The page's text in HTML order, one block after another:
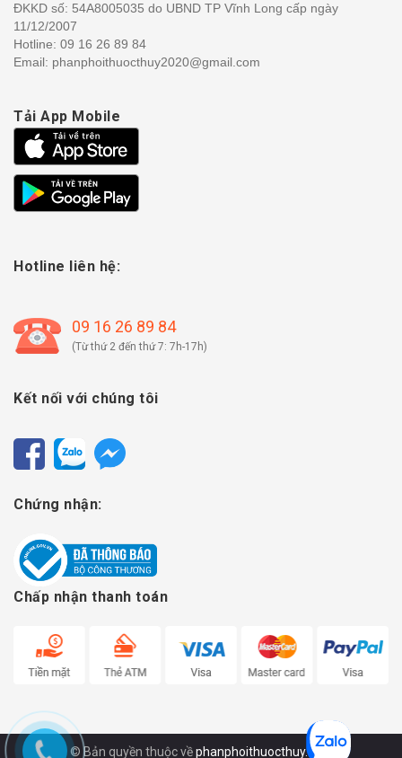
ĐKKD số: 54A8005035 do UBND TP Vĩnh Long cấp ngày
11/12/2007
Hotline: 09 16 26 89 84
Email: phanphoithuocthuy2020@gmail.com
Tải App Mobile
Hotline liên hệ:
09 16 26 89 84
(Từ thứ 2 đến thứ 7: 7h-17h)
Kết nối với chúng tôi
Chứng nhận:
Chấp nhận thanh toán
© Bản quyền thuộc vềphanphoithuocthuy.com